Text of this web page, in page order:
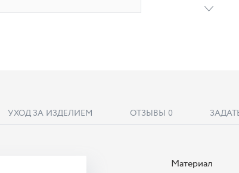
УХОД ЗА ИЗДЕЛИЕМ ОТЗЫВЫ 0
Материал